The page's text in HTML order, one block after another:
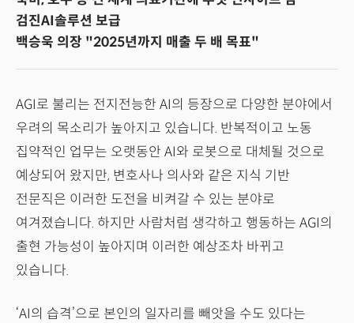
검진AI솔루션 보급
백승욱 의장 "2025년까지 매출 두 배 목표"
AGI로 불리는 전지전능한 AI의 등장으로 다양한 분야에서
우려의 목소리가 높아지고 있습니다. 반복적이고 노동
집약적인 업무는 오랫동안 AI와 로봇으로 대체될 것으로
예상되어 왔지만, 변호사나 의사와 같은 지식 기반
전문직은 이러한 도전을 비켜갈 수 있는 분야로
여겨졌습니다. 하지만 사람처럼 생각하고 행동하는 AGI의
출현 가능성이 높아지며 이러한 예상조차 바뀌고
있습니다.
‘AI의 습격’으로 본인의 일자리를 빼앗을 수도 있다는